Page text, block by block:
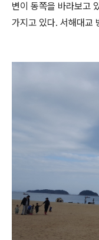
변이 동쪽을 바라보고
가지고 있다. 서해대교